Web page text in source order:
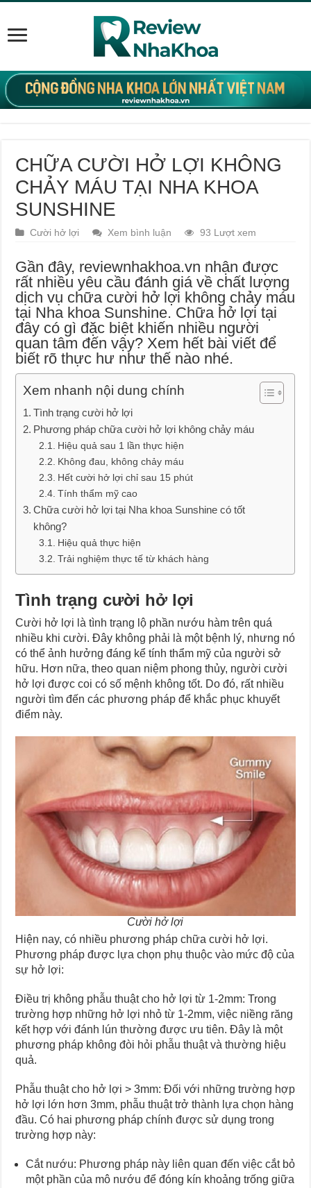
CHỮA CƯỜI HỞ LỢI KHÔNG
CHẢY MÁU TẠI NHA KHOA
SUNSHINE
Cười hở lợi Xem bình luận 93 Lượt xem
Gần đây, reviewnhakhoa.vn nhận được
rất nhiều yêu cầu đánh giá về chất lượng
dịch vụ chữa cười hở lợi không chảy máu
tại Nha khoa Sunshine. Chữa hở lợi tại
đây có gì đặc biệt khiến nhiều người
quan tâm đến vậy? Xem hết bài viết để
biết rõ thực hư như thế nào nhé.
Xem nhanh nội dung chính
Tình trạng cười hở lợi
Phương pháp chữa cười hở lợi không chảy máu
Hiệu quả sau 1 lần thực hiện
Không đau, không chảy máu
Hết cười hở lợi chỉ sau 15 phút
Tính thẩm mỹ cao
Chữa cười hở lợi tại Nha khoa Sunshine có tốt
không?
Hiệu quả thực hiện
Trải nghiệm thực tế từ khách hàng
Tình trạng cười hở lợi
Cười hở lợi là tình trạng lộ phần nướu hàm trên quá
nhiều khi cười. Đây không phải là một bệnh lý, nhưng nó
có thể ảnh hưởng đáng kể tính thẩm mỹ của người sở
hữu. Hơn nữa, theo quan niệm phong thủy, người cười
hở lợi được coi có số mệnh không tốt. Do đó, rất nhiều
người tìm đến các phương pháp để khắc phục khuyết
điểm này.
Cười hở lợi
Hiện nay, có nhiều phương pháp chữa cười hở lợi.
Phương pháp được lựa chọn phụ thuộc vào mức độ của
sự hở lợi:
Điều trị không phẫu thuật cho hở lợi từ 1-2mm: Trong
trường hợp những hở lợi nhỏ từ 1-2mm, việc niềng răng
kết hợp với đánh lún thường được ưu tiên. Đây là một
phương pháp không đòi hỏi phẫu thuật và thường hiệu
quả.
Phẫu thuật cho hở lợi > 3mm: Đối với những trường hợp
hở lợi lớn hơn 3mm, phẫu thuật trở thành lựa chọn hàng
đầu. Có hai phương pháp chính được sử dụng trong
trường hợp này:
Cắt nướu: Phương pháp này liên quan đến việc cắt bỏ
một phần của mô nướu để đóng kín khoảng trống giữa